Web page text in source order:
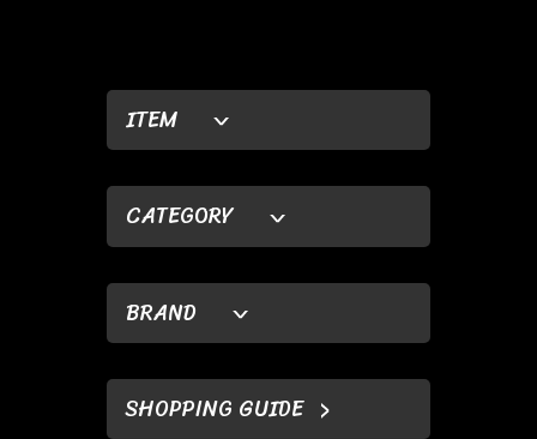
ITEM
CATEGORY
BRAND
SHOPPING GUIDE